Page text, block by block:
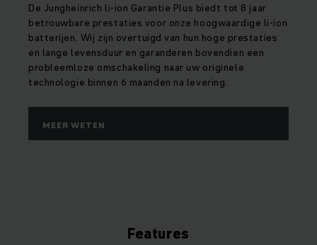
De Jungheinrich li-ion Garantie Plus biedt tot 8 jaar
betrouwbare prestaties voor onze hoogwaardige li-ion
batterijen. Wij zijn overtuigd van hun hoge prestaties
en lange levensduur en garanderen bovendien een
probleemloze omschakeling naar uw originele
technologie binnen 6 maanden na levering.
MEER WETEN
Features